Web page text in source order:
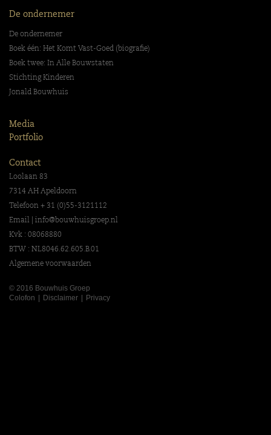
De ondernemer
De ondernemer
Boek één: Het Komt Vast-Goed (biografie)
Boek twee: In Alle Bouwstaten
Stichting Kinderen
Jonald Bouwhuis
Media
Portfolio
Contact
Loolaan 83
7314 AH Apeldoorn
Telefoon + 31 (0)55-3121112
Email | info@bouwhuisgroep.nl
Kvk : 08068880
BTW : NL8046.62.605.B.01
Algemene voorwaarden
© 2016 Bouwhuis Groep
Colofon
Disclaimer Privacy